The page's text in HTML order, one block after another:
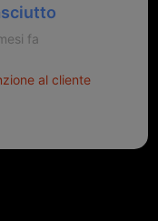
fa
al cliente